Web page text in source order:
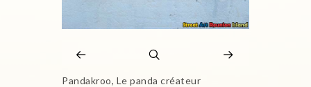
Pandakroo, Le panda créateur